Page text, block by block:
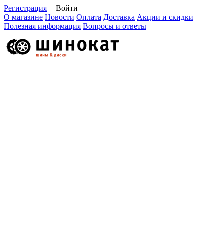
Регистрация
Войти
О магазине Новости Оплата Доставка Акции и скидки
Полезная информация Вопросы и ответы